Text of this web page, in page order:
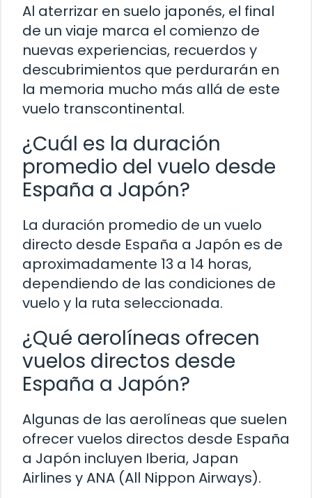
Al aterrizar en suelo japonés, el final
de un viaje marca el comienzo de
nuevas experiencias, recuerdos y
descubrimientos que perdurarán en
la memoria mucho más allá de este
vuelo transcontinental.
¿Cuál es la duración
promedio del vuelo desde
España a Japón?
La duración promedio de un vuelo
directo desde España a Japón es de
aproximadamente 13 a 14 horas,
dependiendo de las condiciones de
vuelo y la ruta seleccionada.
¿Qué aerolíneas ofrecen
vuelos directos desde
España a Japón?
Algunas de las aerolíneas que suelen
ofrecer vuelos directos desde España
a Japón incluyen Iberia, Japan
Airlines y ANA (All Nippon Airways).